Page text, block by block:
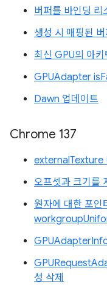
버퍼를 바인딩 리
생성 시 매핑된
최신 GPU의 아
GPUAdapter
Dawn 업데이트
Chrome 137
externalTexture
오프셋과 크기를
원자에 대한 포인
성 삭제